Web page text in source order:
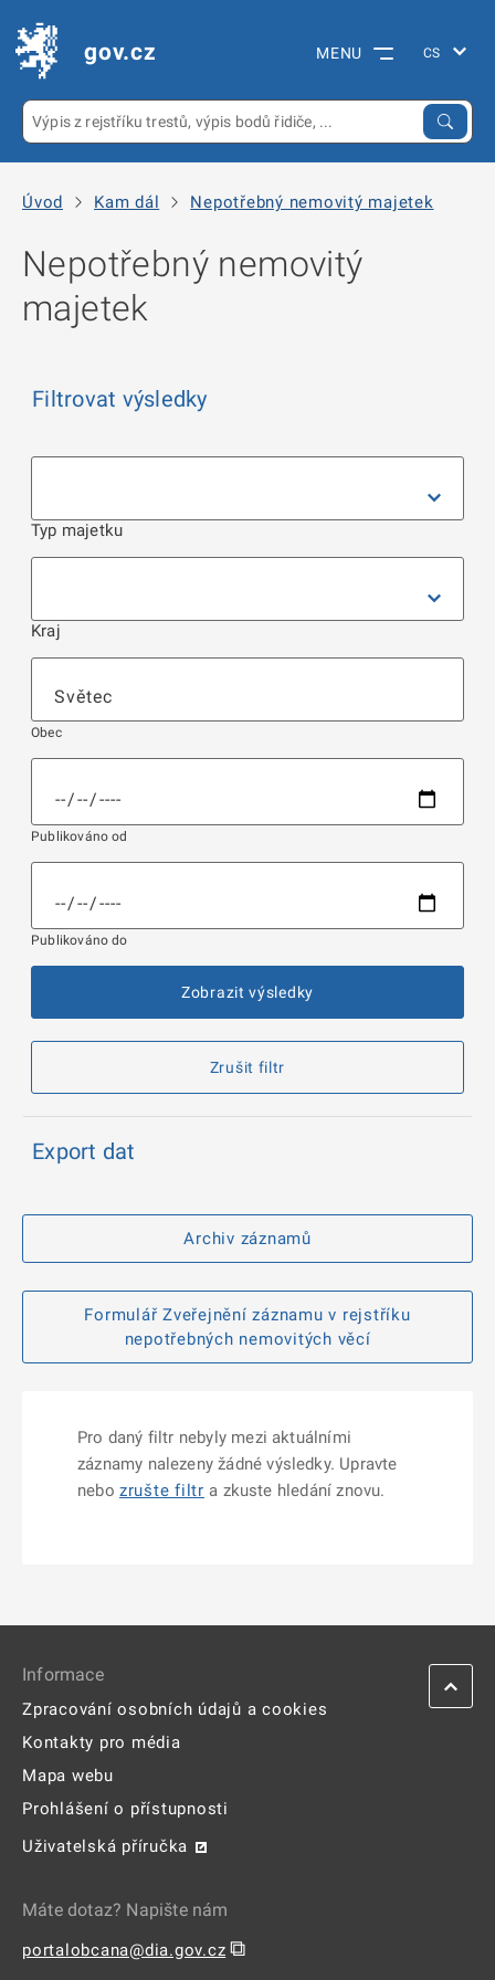
gov.cz MENU
Úvod Kam dál Nepotřebný nemovitý majetek
Nepotřebný nemovitý
majetek
Filtrovat výsledky
Typ majetku
Kraj
Obec
Publikováno od
Publikováno do
Zobrazit výsledky
Zrušit filtr
Export dat
Archiv záznamů
Formulář Zveřejnění záznamu v rejstříku
nepotřebných nemovitých věcí
Pro daný filtr nebyly mezi aktuálními
záznamy nalezeny žádné výsledky. Upravte
nebo zrušte filtr a zkuste hledání znovu.
Informace
Zpracování osobních údajů a cookies
Kontakty pro média
Mapa webu
Prohlášení o přístupnosti
Uživatelská příručka
Máte dotaz? Napište nám
portalobcana@dia.gov.cz ⧉